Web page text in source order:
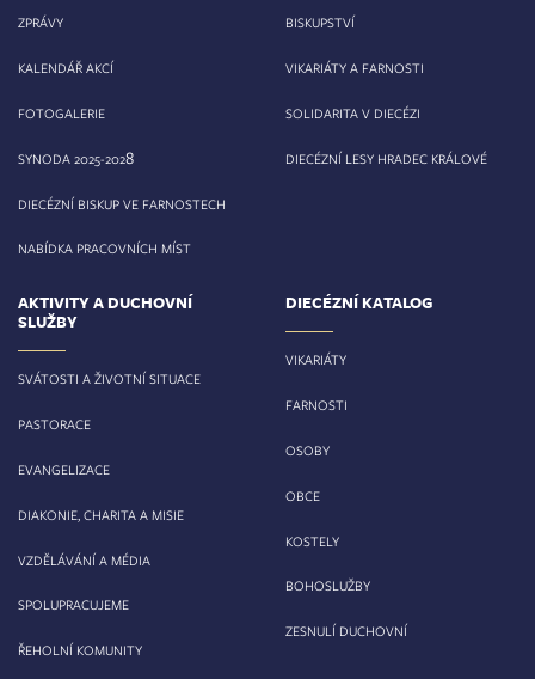
ZPRÁVY
KALENDÁŘ AKCÍ
FOTOGALERIE
SYNODA 2025-2028
DIECÉZNÍ BISKUP VE FARNOSTECH
NABÍDKA PRACOVNÍCH MÍST
BISKUPSTVÍ
VIKARIÁTY A FARNOSTI
SOLIDARITA V DIECÉZI
DIECÉZNÍ LESY HRADEC KRÁLOVÉ
AKTIVITY A DUCHOVNÍ
SLUŽBY
SVÁTOSTI A ŽIVOTNÍ SITUACE
PASTORACE
EVANGELIZACE
DIAKONIE, CHARITA A MISIE
VZDĚLÁVÁNÍ A MÉDIA
SPOLUPRACUJEME
ŘEHOLNÍ KOMUNITY
DIECÉZNÍ KATALOG
VIKARIÁTY
FARNOSTI
OSOBY
OBCE
KOSTELY
BOHOSLUŽBY
ZESNULÍ DUCHOVNÍ